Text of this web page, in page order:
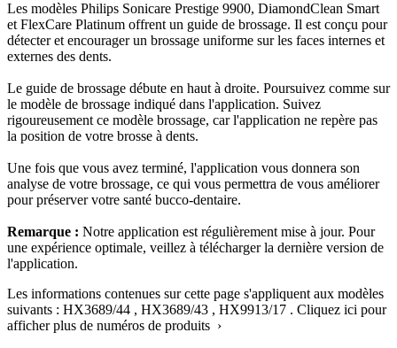
Les modèles Philips Sonicare Prestige 9900, DiamondClean Smart
et FlexCare Platinum offrent un guide de brossage. Il est conçu pour
détecter et encourager un brossage uniforme sur les faces internes et
externes des dents.
Le guide de brossage débute en haut à droite. Poursuivez comme sur
le modèle de brossage indiqué dans l'application. Suivez
rigoureusement ce modèle brossage, car l'application ne repère pas
la position de votre brosse à dents.
Une fois que vous avez terminé, l'application vous donnera son
analyse de votre brossage, ce qui vous permettra de vous améliorer
pour préserver votre santé bucco-dentaire.
Remarque : Notre application est régulièrement mise à jour. Pour
une expérience optimale, veillez à télécharger la dernière version de
l'application.
Les informations contenues sur cette page s'appliquent aux modèles
suivants : HX3689/44 , HX3689/43 , HX9913/17 . Cliquez ici pour
afficher plus de numéros de produits ›